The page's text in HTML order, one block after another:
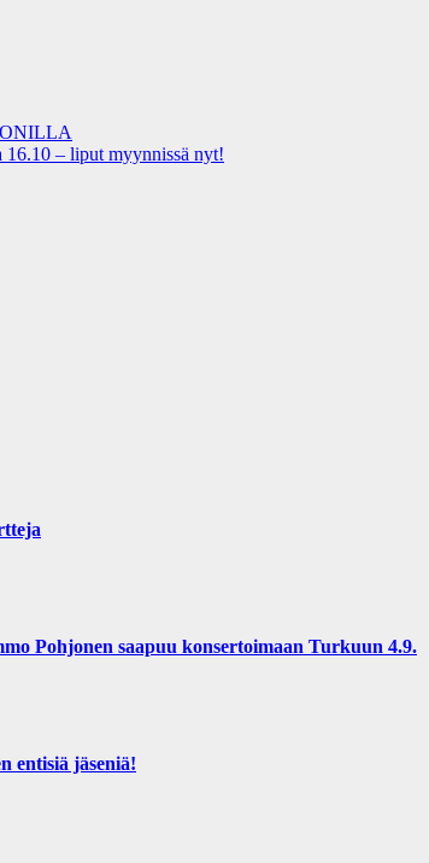
– liput myynnissä nyt!
Pohjonen saapuu konsertoimaan Turkuun 4.9.
entisiä jäseniä!